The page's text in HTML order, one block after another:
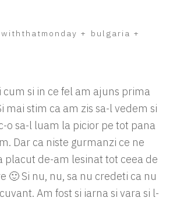
+ bulgaria +
cum si in ce fel am ajuns prima
mai stim ca am zis sa-l vedem si
o sa-l luam la picior pe tot pana
Dar ca niste gurmanzi ce ne
placut de-am lesinat tot ceea de
🙂 Si nu, nu, sa nu credeti ca nu
Am fost si iarna si vara si l-